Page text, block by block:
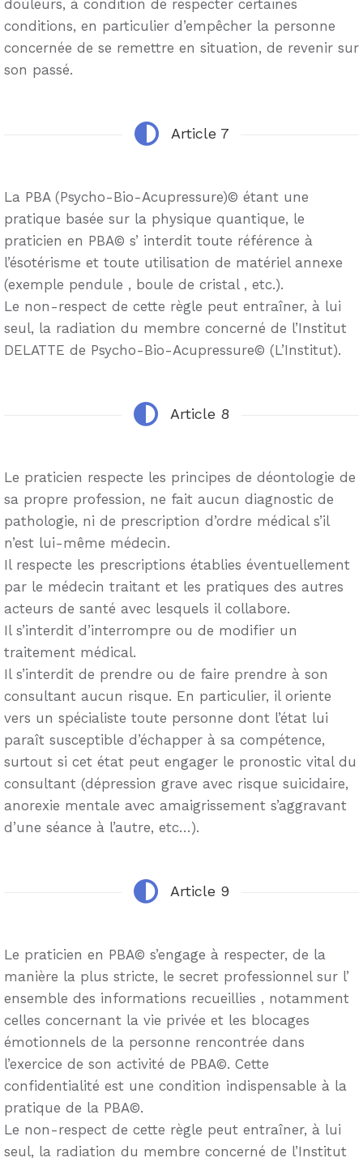
douleurs, à condition de respecter certaines
conditions, en particulier d’empêcher la personne
concernée de se remettre en situation, de revenir sur
son passé.
Article 7
La PBA (Psycho-Bio-Acupressure)© étant une
pratique basée sur la physique quantique, le
praticien en PBA© s’ interdit toute référence à
l’ésotérisme et toute utilisation de matériel annexe
(exemple pendule , boule de cristal , etc.).
Le non-respect de cette règle peut entraîner, à lui
seul, la radiation du membre concerné de l’Institut
DELATTE de Psycho-Bio-Acupressure© (L’Institut).
Article 8
Le praticien respecte les principes de déontologie de
sa propre profession, ne fait aucun diagnostic de
pathologie, ni de prescription d’ordre médical s’il
n’est lui-même médecin.
Il respecte les prescriptions établies éventuellement
par le médecin traitant et les pratiques des autres
acteurs de santé avec lesquels il collabore.
Il s’interdit d’interrompre ou de modifier un
traitement médical.
Il s’interdit de prendre ou de faire prendre à son
consultant aucun risque. En particulier, il oriente
vers un spécialiste toute personne dont l’état lui
paraît susceptible d’échapper à sa compétence,
surtout si cet état peut engager le pronostic vital du
consultant (dépression grave avec risque suicidaire,
anorexie mentale avec amaigrissement s’aggravant
d’une séance à l’autre, etc…).
Article 9
Le praticien en PBA© s’engage à respecter, de la
manière la plus stricte, le secret professionnel sur l’
ensemble des informations recueillies , notamment
celles concernant la vie privée et les blocages
émotionnels de la personne rencontrée dans
l’exercice de son activité de PBA©. Cette
confidentialité est une condition indispensable à la
pratique de la PBA©.
Le non-respect de cette règle peut entraîner, à lui
seul, la radiation du membre concerné de l’Institut